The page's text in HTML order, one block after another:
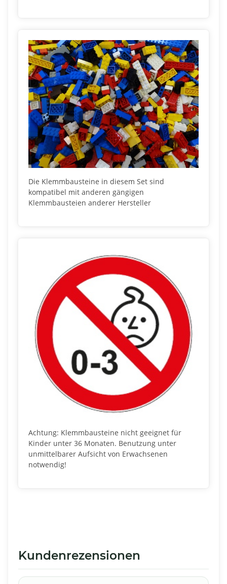
Die Klemmbausteine in diesem Set sind
kompatibel mit anderen gängigen
Klemmbausteien anderer Hersteller
Achtung: Klemmbausteine nicht geeignet für
Kinder unter 36 Monaten. Benutzung unter
unmittelbarer Aufsicht von Erwachsenen
notwendig!
Kundenrezensionen